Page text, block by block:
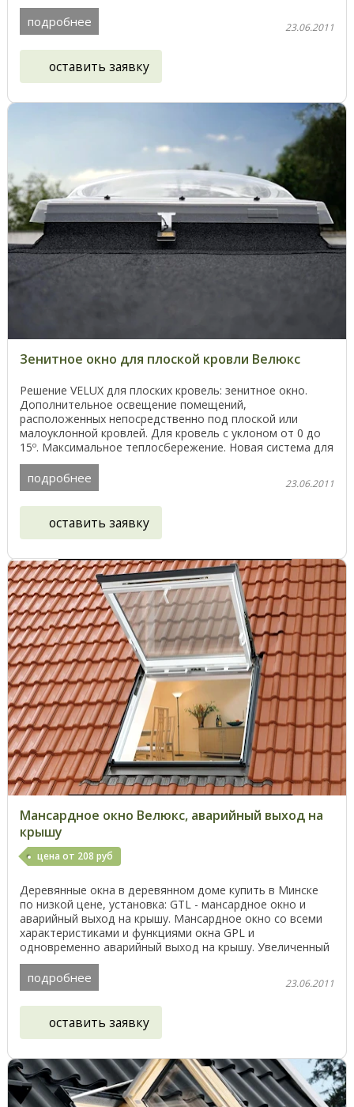
подробнее 23.06.2011
оставить заявку
Зенитное окно для плоской кровли Велюкс
Решение VELUX для плоских кровель: зенитное окно.
Дополнительное освещение помещений,
расположенных непосредственно под плоской или
малоуклонной кровлей. Для кровель с уклоном от 0 до
15º. Максимальное теплосбережение. Новая система для
плоской ...
подробнее 23.06.2011
оставить заявку
Мансардное окно Велюкс, аварийный выход на
крышу
цена от 208 руб
Деревянные окна в деревянном доме купить в Минске
по низкой цене, установка: GTL - мансардное окно и
аварийный выход на крышу. Мансардное окно со всеми
характеристиками и функциями окна GPL и
одновременно аварийный выход на крышу. Увеличенный
угол ...
подробнее 23.06.2011
оставить заявку